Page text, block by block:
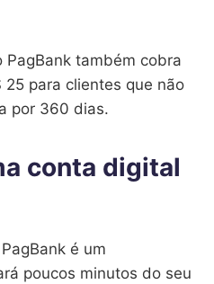
também cobra
para clientes que não
por 360 dias.
conta digital
é um
poucos minutos do seu